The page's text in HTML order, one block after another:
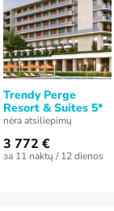
Trendy Perge
Resort & Suites 5*
nėra atsiliepimų
3 772 €
за 11 naktų / 12 dienos